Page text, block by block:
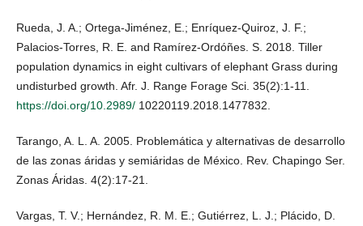
Rueda, J. A.; Ortega-Jiménez, E.; Enríquez-Quiroz, J. F.;
Palacios-Torres, R. E. and Ramírez-Ordóñes. S. 2018. Tiller
population dynamics in eight cultivars of elephant Grass during
undisturbed growth. Afr. J. Range Forage Sci. 35(2):1-11.
https://doi.org/10.2989/ 10220119.2018.1477832.
Tarango, A. L. A. 2005. Problemática y alternativas de desarrollo
de las zonas áridas y semiáridas de México. Rev. Chapingo Ser.
Zonas Áridas. 4(2):17-21.
Vargas, T. V.; Hernández, R. M. E.; Gutiérrez, L. J.; Plácido, D.